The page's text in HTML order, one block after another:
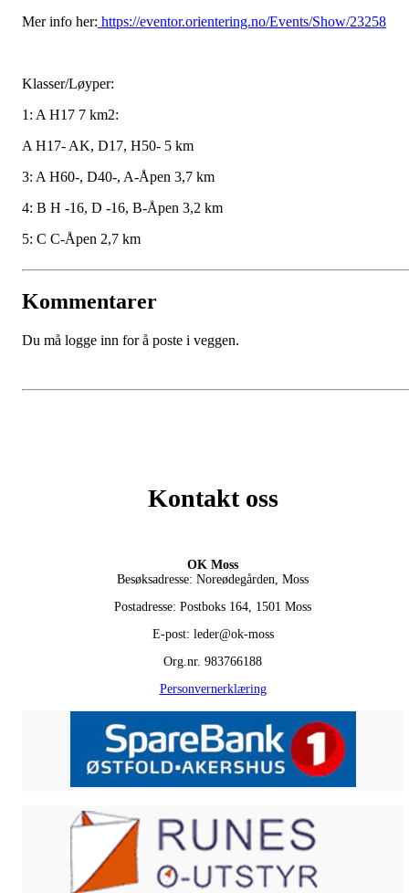
Mer info her: https://eventor.orientering.no/Events/Show/23258
Klasser/Løyper:
1: A H17 7 km2:
A H17- AK, D17, H50- 5 km
3: A H60-, D40-, A-Åpen 3,7 km
4: B H -16, D -16, B-Åpen 3,2 km
5: C C-Åpen 2,7 km
Kommentarer
Du må logge inn for å poste i veggen.
Kontakt oss
OK Moss
Besøksadresse: Noreødegården, Moss
Postadresse: Postboks 164, 1501 Moss
E-post: leder@ok-moss
Org.nr. 983766188
Personvernerklæring